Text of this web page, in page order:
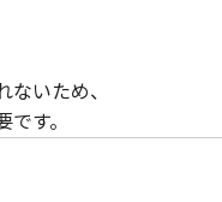
ないため、
す。